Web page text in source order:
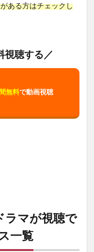
ある方はチェックし
視聴する／
無料で動画視聴
ラマが視聴で
一覧